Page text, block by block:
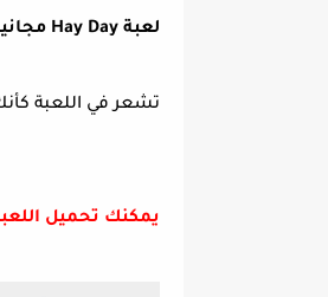
لعبة Hay Day مجانية
تشعر في اللعبة
يمكنك تحميل